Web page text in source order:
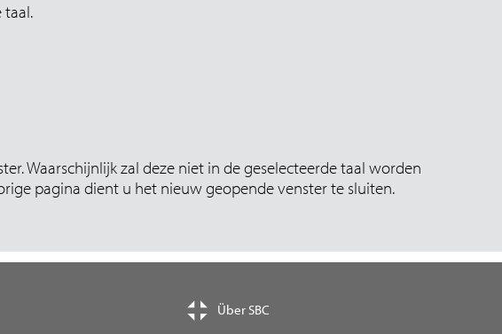
taal.
Waarschijnlijk zal deze niet in de geselecteerde taal worden
pagina dient u het nieuw geopende venster te sluiten.
Über SBC